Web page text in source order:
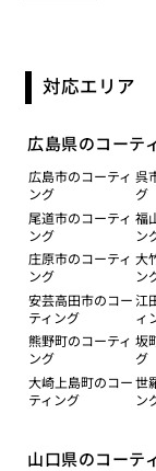
対応エリア
広島県のコーテ
広島市のコーティ
ング
呉
グ
尾道市のコーティ
ング
福
ン
庄原市のコーティ
ング
大
ン
安芸高田市のコー
ティング
江
ィ
熊野町のコーティ
ング
坂
グ
大崎上島町のコー
ティング
世
ン
山口県のコーテ